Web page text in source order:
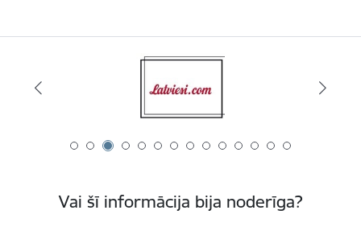
Vai šī informācija bija noderīga?